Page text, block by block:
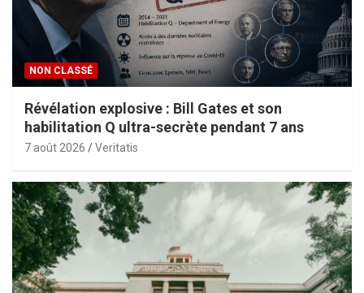
NON CLASSÉ
Révélation explosive : Bill Gates et son
habilitation Q ultra-secrète pendant 7 ans
7 août 2026 Veritatis